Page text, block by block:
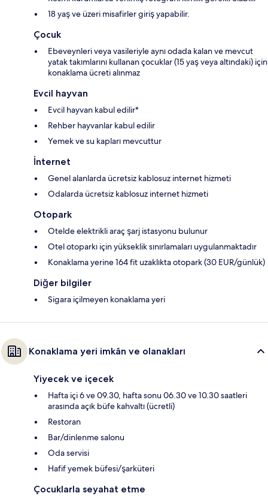
18 yaş ve üzeri misafirler giriş yapabilir.
Çocuk
Ebeveynleri veya vasileriyle aynı odada kalan ve mevcut
yatak takımlarını kullanan çocuklar (15 yaş veya altındaki) için
konaklama ücreti alınmaz
Evcil hayvan
Evcil hayvan kabul edilir*
Rehber hayvanlar kabul edilir
Yemek ve su kapları mevcuttur
İnternet
Genel alanlarda ücretsiz kablosuz internet hizmeti
Odalarda ücretsiz kablosuz internet hizmeti
Otopark
Otelde elektrikli araç şarj istasyonu bulunur
Otel otoparkı için yükseklik sınırlamaları uygulanmaktadır
Konaklama yerine 164 fit uzaklıkta otopark (30 EUR/günlük)
Diğer bilgiler
Sigara içilmeyen konaklama yeri
Konaklama yeri imkân ve olanakları
Yiyecek ve içecek
Hafta içi 6 ve 09.30, hafta sonu 06.30 ve 10.30 saatleri
arasında açık büfe kahvaltı (ücretli)
Restoran
Bar/dinlenme salonu
Oda servisi
Hafif yemek büfesi/şarküteri
Çocuklarla seyahat etme